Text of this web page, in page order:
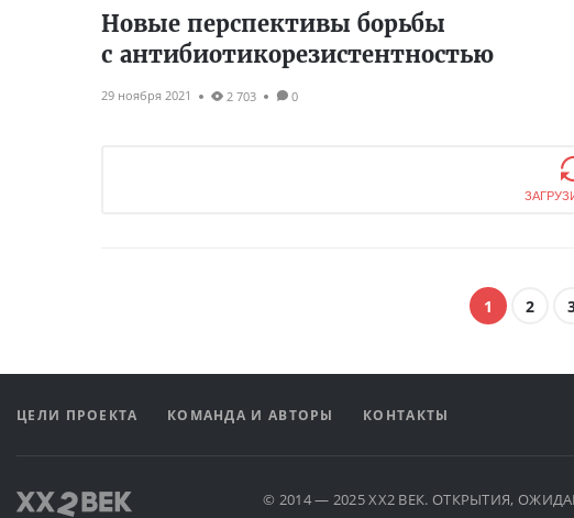
Новые перспективы борьбы
с антибиотикорезистентностью
29 ноября 2021 2 703 0
1 2
ЦЕЛИ ПРОЕКТА КОМАНДА И АВТОРЫ КОНТАКТЫ
© 2014 — 2025 XX2 ВЕК. ОТКРЫТИЯ,